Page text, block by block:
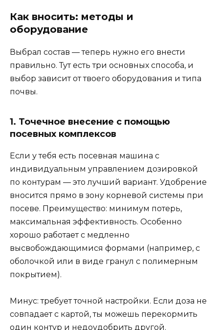
Как вносить: методы и
оборудование
Выбрал состав — теперь нужно его внести
правильно. Тут есть три основных способа, и
выбор зависит от твоего оборудования и типа
почвы.
1. Точечное внесение с помощью
посевных комплексов
Если у тебя есть посевная машина с
индивидуальным управлением дозировкой
по контурам — это лучший вариант. Удобрение
вносится прямо в зону корневой системы при
посеве. Преимущество: минимум потерь,
максимальная эффективность. Особенно
хорошо работает с медленно
высвобождающимися формами (например, с
оболочкой или в виде гранул с полимерным
покрытием).
Минус: требует точной настройки. Если доза не
совпадает с картой, ты можешь перекормить
один контур и недоудобрить другой.